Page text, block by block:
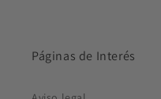
Páginas de Interés